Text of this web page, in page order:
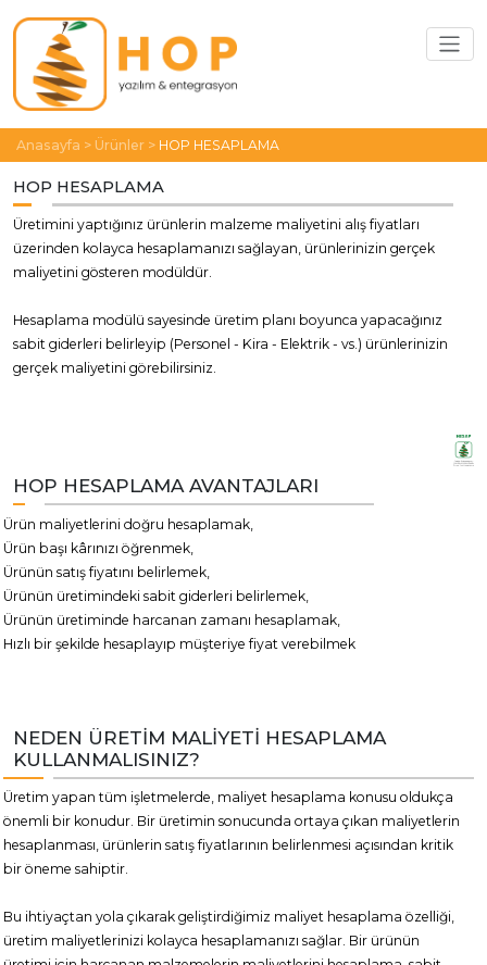
Anasayfa > Ürünler > HOP HESAPLAMA
HOP HESAPLAMA
Üretimini yaptığınız ürünlerin malzeme maliyetini alış fiyatları
üzerinden kolayca hesaplamanızı sağlayan, ürünlerinizin gerçek
maliyetini gösteren modüldür.
Hesaplama modülü sayesinde üretim planı boyunca yapacağınız
sabit giderleri belirleyip (Personel - Kira - Elektrik - vs.) ürünlerinizin
gerçek maliyetini görebilirsiniz.
HOP HESAPLAMA AVANTAJLARI
Ürün maliyetlerini doğru hesaplamak,
Ürün başı kârınızı öğrenmek,
Ürünün satış fiyatını belirlemek,
Ürünün üretimindeki sabit giderleri belirlemek,
Ürünün üretiminde harcanan zamanı hesaplamak,
Hızlı bir şekilde hesaplayıp müşteriye fiyat verebilmek
NEDEN ÜRETİM MALİYETİ HESAPLAMA
KULLANMALISINIZ?
Üretim yapan tüm işletmelerde, maliyet hesaplama konusu oldukça
önemli bir konudur. Bir üretimin sonucunda ortaya çıkan maliyetlerin
hesaplanması, ürünlerin satış fiyatlarının belirlenmesi açısından kritik
bir öneme sahiptir.
Bu ihtiyaçtan yola çıkarak geliştirdiğimiz maliyet hesaplama özelliği,
üretim maliyetlerinizi kolayca hesaplamanızı sağlar. Bir ürünün